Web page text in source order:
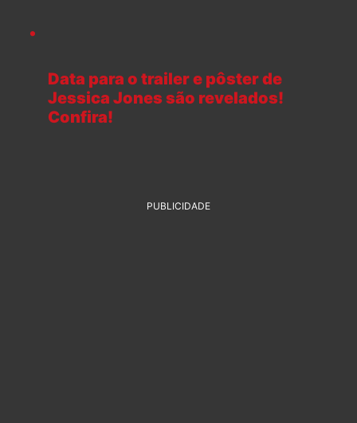
Data para o trailer e pôster de
Jessica Jones são revelados!
Confira!
PUBLICIDADE